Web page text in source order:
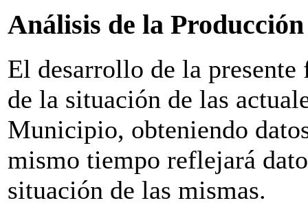
Análisis de la
El desarrollo de la
de la situación de las
Municipio, obteniendo
mismo tiempo reflejará
situación de las mismas.